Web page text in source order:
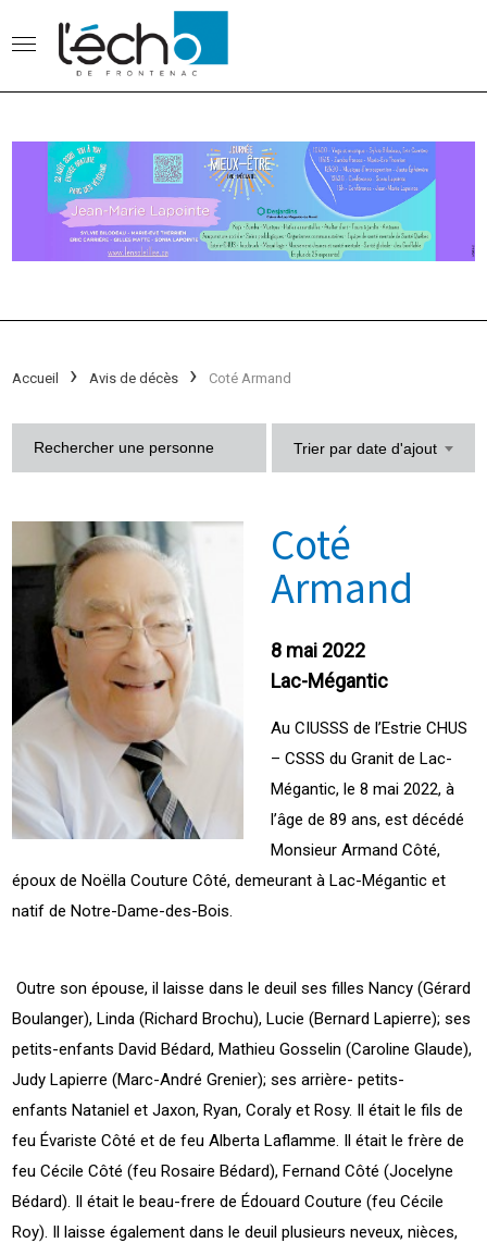
Accueil Avis de décès Coté Armand
Trier par date d'ajout
Coté
Armand
8 mai 2022
Lac-Mégantic
Au CIUSSS de l’Estrie CHUS
– CSSS du Granit de Lac-
Mégantic, le 8 mai 2022, à
l’âge de 89 ans, est décédé
Monsieur Armand Côté,
époux de Noëlla Couture Côté, demeurant à Lac-Mégantic et
natif de Notre-Dame-des-Bois.
Outre son épouse, il laisse dans le deuil ses filles Nancy (Gérard
Boulanger), Linda (Richard Brochu), Lucie (Bernard Lapierre); ses
petits-enfants David Bédard, Mathieu Gosselin (Caroline Glaude),
Judy Lapierre (Marc-André Grenier); ses arrière- petits-
enfants Nataniel et Jaxon, Ryan, Coraly et Rosy. Il était le fils de
feu Évariste Côté et de feu Alberta Laflamme. Il était le frère de
feu Cécile Côté (feu Rosaire Bédard), Fernand Côté (Jocelyne
Bédard). Il était le beau-frere de Édouard Couture (feu Cécile
Roy). Il laisse également dans le deuil plusieurs neveux, nièces,